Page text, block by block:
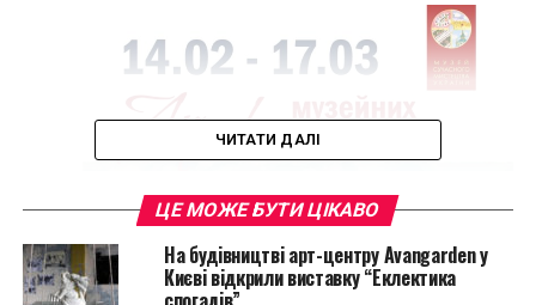
ЧИТАТИ ДАЛІ
ЦЕ МОЖЕ БУТИ ЦІКАВО
На будівництві арт-центру Avangarden у
Києві відкрили виставку “Еклектика